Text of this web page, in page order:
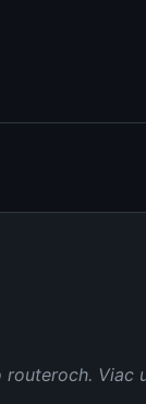
Viac